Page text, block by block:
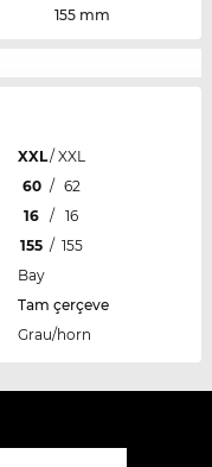
155 mm
XXL/ XXL
60 / 62
16 /
16
155 / 155
Bay
Tam çerçeve
Grau/horn